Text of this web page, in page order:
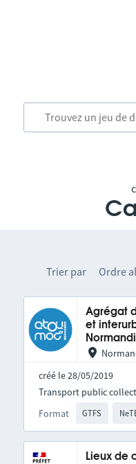
Trier par Ordre
Agrégat
et
créé le 28/05/2019
Format GTFS
Transport public
Lieux de